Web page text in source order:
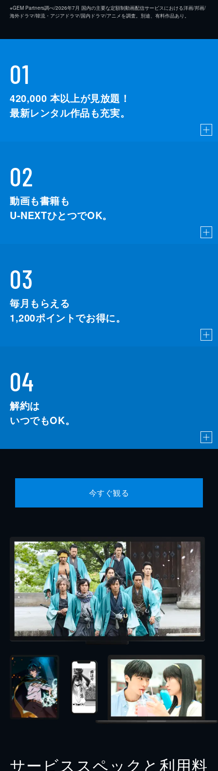
※GEM Partners調べ/2026年7⽉ 国内の主要な定額制動画配信サービスにおける洋画/邦画/
海外ドラマ/韓流・アジアドラマ/国内ドラマ/アニメを調査。別途、有料作品あり。
01
420,000 本以上が見放題！
最新レンタル作品も充実。
02
動画も書籍も
U-NEXTひとつでOK。
03
毎月もらえる
1,200ポイントでお得に。
04
解約は
いつでもOK。
今すぐ観る
サービススペックと利用料